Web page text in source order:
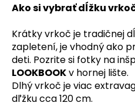
Ako si vybrať dĺžku
Krátky vrkoč je tradičnej
zapletení, je vhodný ako
deti. Pozrite si fotky na
LOOKBOOKv hornej lište.
Dlhý vrkoč je viac
dľžku cca 120 cm.